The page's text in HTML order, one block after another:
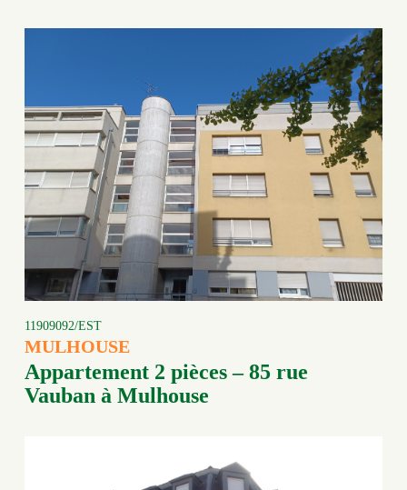
11909092/EST
MULHOUSE
Appartement 2 pièces – 85 rue
Vauban à Mulhouse